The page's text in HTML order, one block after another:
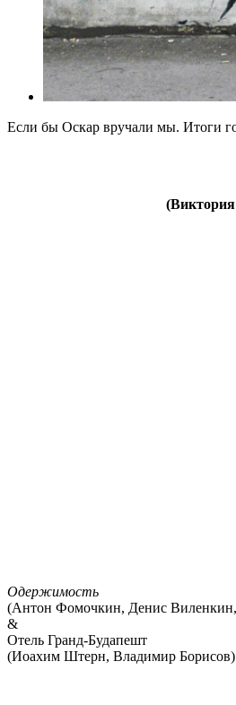
Если бы Оскар вручали мы. Итоги
Одержимость
(Антон Фомочкин, Денис
&
Отель Гранд-Будапешт
(Иоахим Штерн, Владимир Борисов)